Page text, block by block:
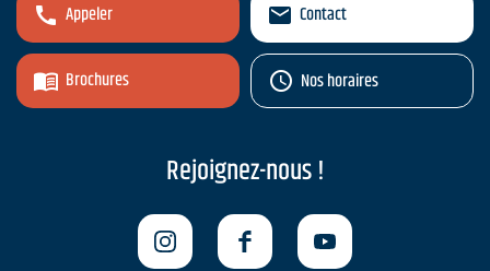
Appeler
Brochures
Contact
Nos horaires
Rejoignez-nous !